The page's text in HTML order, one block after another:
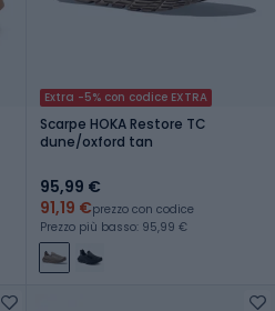
Extra -5% con codice EXTRA
Scarpe HOKA Restore TC
dune/oxford tan
95,99 €
91,19 €prezzo con codice
Prezzo più basso: 95,99 €